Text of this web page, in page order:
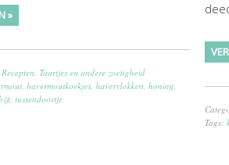
»
Recepten Taartjes en andere zoetigheid
havermoutkoekjes havervlokken honing
tussendoortje
Tags: